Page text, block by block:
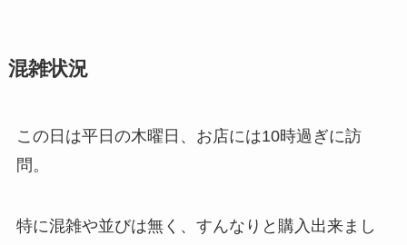
混雑状況
この日は平日の木曜日、お店には10時過ぎに訪
問。
特に混雑や並びは無く、すんなりと購入出来まし